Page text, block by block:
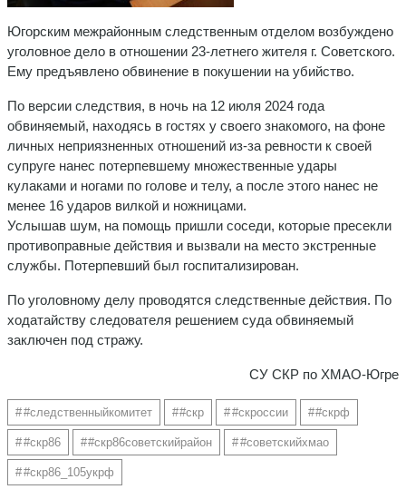
Югорским межрайонным следственным отделом возбуждено
уголовное дело в отношении 23-летнего жителя г. Советского.
Ему предъявлено обвинение в покушении на убийство.
По версии следствия, в ночь на 12 июля 2024 года
обвиняемый, находясь в гостях у своего знакомого, на фоне
личных неприязненных отношений из-за ревности к своей
супруге нанес потерпевшему множественные удары
кулаками и ногами по голове и телу, а после этого нанес не
менее 16 ударов вилкой и ножницами.
Услышав шум, на помощь пришли соседи, которые пресекли
противоправные действия и вызвали на место экстренные
службы. Потерпевший был госпитализирован.
По уголовному делу проводятся следственные действия. По
ходатайству следователя решением суда обвиняемый
заключен под стражу.
СУ СКР по ХМАО-Югре
#следственныйкомитет #скр #скроссии #скрф
#скр86 #скр86советскийрайон #советскийхмао
#скр86_105укрф